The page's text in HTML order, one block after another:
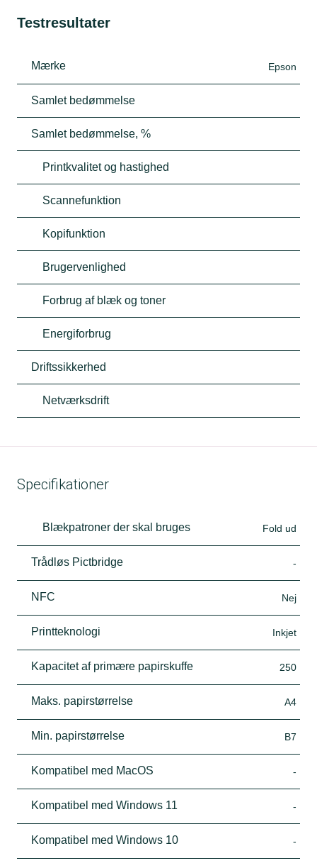
Testresultater
Mærke Epson
Samlet bedømmelse
Samlet bedømmelse, %
Printkvalitet og hastighed
Scannefunktion
Kopifunktion
Brugervenlighed
Forbrug af blæk og toner
Energiforbrug
Driftssikkerhed
Netværksdrift
Specifikationer
Blækpatroner der skal bruges Fold ud
Trådløs Pictbridge -
NFC Nej
Printteknologi Inkjet
Kapacitet af primære papirskuffe 250
Maks. papirstørrelse A4
Min. papirstørrelse B7
Kompatibel med MacOS -
Kompatibel med Windows 11 -
Kompatibel med Windows 10 -